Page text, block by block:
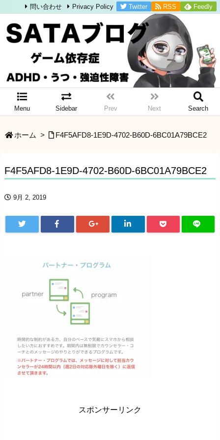
Menu Sidebar Prev Next Search
問い合わせ Privacy Policy Twitter RSS Feedly
ホーム > F4F5AFD8-1E9D-4702-B60D-6BC01A79BCE2
F4F5AFD8-1E9D-4702-B60D-6BC01A79BCE2
9月 2, 2019
スポンサーリンク